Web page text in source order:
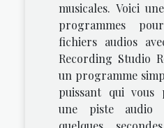
musicales. Voici
programmes
fichiers audios
Recording Studio
un programme
puissant qui vous
une piste audio